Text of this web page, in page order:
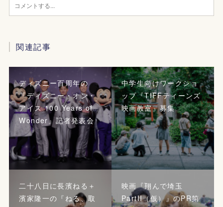
関連記事
ディズニー百周年の
『ディズニー・オン・
アイス 100 Years of
Wonder』記者発表会
中学生向けワークショ
ップ『TIFFティーンズ
映画教室』募集
二十八日に長濱ねる＋
濱家隆一の『ねる、取
映画『翔んで埼玉
PartII（仮）』のPR第